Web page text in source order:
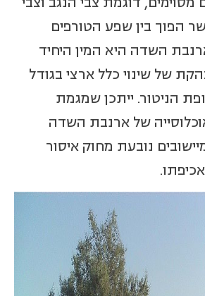
הפוך בין שפע הטורפים
השדה היא המין היחיד
של שינוי כלל ארצי בגודל
הניטור. ייתכן שמגמת
של ארנבת השדה
נובעת מחוק איסור